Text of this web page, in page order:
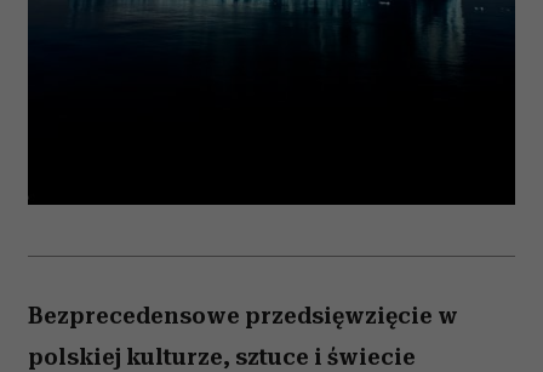
Bezprecedensowe przedsięwzięcie w
polskiej kulturze, sztuce i świecie